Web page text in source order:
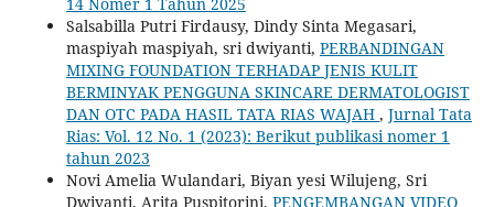
Salsabilla Putri Firdausy, Dindy Sinta Megasari,
maspiyah maspiyah, sri dwiyanti, PERBANDINGAN
MIXING FOUNDATION TERHADAP JENIS KULIT
BERMINYAK PENGGUNA SKINCARE DERMATOLOGIST
DAN OTC PADA HASIL TATA RIAS WAJAH , Jurnal Tata
Rias: Vol. 12 No. 1 (2023): Berikut publikasi nomer 1
tahun 2023
Novi Amelia Wulandari, Biyan yesi Wilujeng, Sri
Dwiyanti, Arita Puspitorini, PENGEMBANGAN VIDEO